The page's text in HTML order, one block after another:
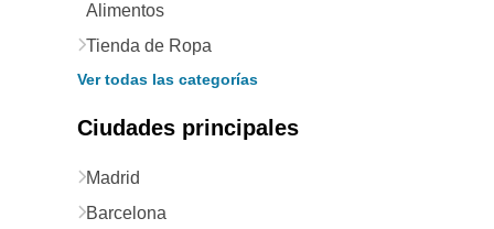
Alimentos
Tienda de Ropa
Ver todas las categorías
Ciudades principales
Madrid
Barcelona